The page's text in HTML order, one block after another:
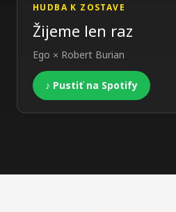
HUDBA K ZOSTAVE
Žijeme len raz
Ego × Robert Burian
♪ Pustiť na Spotify